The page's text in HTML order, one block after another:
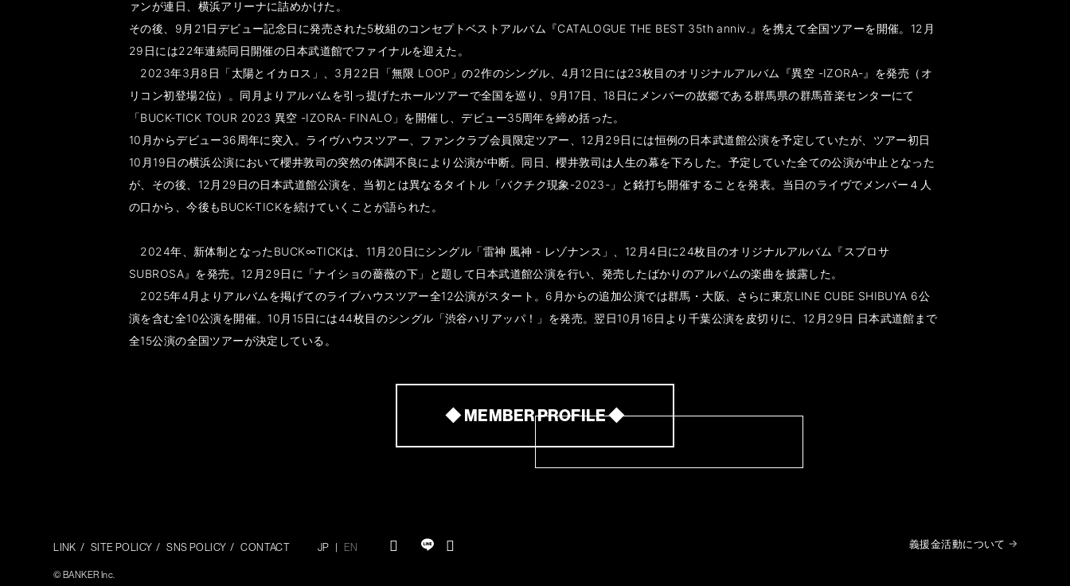
ァンが連日、横浜アリーナに詰めかけた。
その後、9月21日デビュー記念日に発売された5枚組のコンセプトベストアルバム『CATALOGUE THE BEST 35th anniv.』を携えて全国ツアーを開催。12月
29日には22年連続同日開催の日本武道館でファイナルを迎えた。
2023年3月8日「太陽とイカロス」、3月22日「無限 LOOP」の2作のシングル、4月12日には23枚目のオリジナルアルバム『異空 -IZORA-』を発売（オ
リコン初登場2位）。同月よりアルバムを引っ提げたホールツアーで全国を巡り、9月17日、18日にメンバーの故郷である群馬県の群馬音楽センターにて
「BUCK-TICK TOUR 2023 異空 -IZORA- FINALO」を開催し、デビュー35周年を締め括った。
10月からデビュー36周年に突入。ライヴハウスツアー、ファンクラブ会員限定ツアー、12月29日には恒例の日本武道館公演を予定していたが、ツアー初日
10月19日の横浜公演において櫻井敦司の突然の体調不良により公演が中断。同日、櫻井敦司は人生の幕を下ろした。予定していた全ての公演が中止となった
が、その後、12月29日の日本武道館公演を、当初とは異なるタイトル「バクチク現象-2023-」と銘打ち開催することを発表。当日のライヴでメンバー４人
の口から、今後もBUCK-TICKを続けていくことが語られた。
2024年、新体制となったBUCK∞TICKは、11月20日にシングル「雷神 風神 - レゾナンス」、12月4日に24枚目のオリジナルアルバム『スブロサ
SUBROSA』を発売。12月29日に「ナイショの薔薇の下」と題して日本武道館公演を行い、発売したばかりのアルバムの楽曲を披露した。
2025年4月よりアルバムを掲げてのライブハウスツアー全12公演がスタート。6月からの追加公演では群馬・大阪、さらに東京LINE CUBE SHIBUYA 6公
演を含む全10公演を開催。10月15日には44枚目のシングル「渋谷ハリアッパ！」を発売。翌日10月16日より千葉公演を皮切りに、12月29日 日本武道館まで
全15公演の全国ツアーが決定している。
◆ MEMBER PROFILE ◆
LINK SITE POLICY SNS POLICY CONTACT JP EN 義援金活動について
© BANKER Inc.